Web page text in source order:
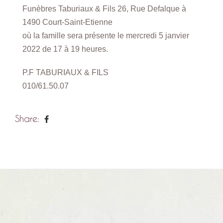
Funèbres Taburiaux & Fils 26, Rue Defalque à
1490 Court-Saint-Etienne
où la famille sera présente le mercredi 5 janvier
2022 de 17 à 19 heures.
P.F TABURIAUX & FILS
010/61.50.07
Share: